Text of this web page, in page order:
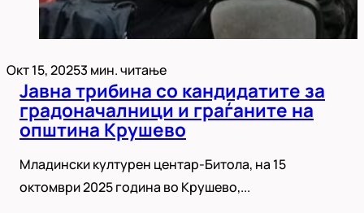
Окт 15, 20253 мин. читање
Јавна трибина со кандидатите за
градоначалници и граѓаните на
општина Крушево
Младински културен центар-Битола, на 15
октомври 2025 година во Крушево,...